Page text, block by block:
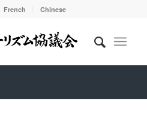
French Chinese